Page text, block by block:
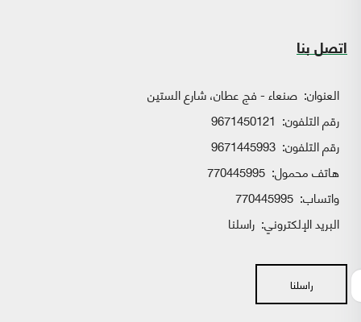
اتصل بنا
العنوان: صنعاء - فج عطان، شارع الستين
رقم التلفون: 9671450121
رقم التلفون: 9671445993
هاتف محمول: 770445995
واتساب:
البريد الإلكتروني: راسلنا
راسلنا